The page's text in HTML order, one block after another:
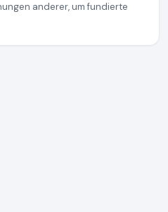
anderer, um fundierte